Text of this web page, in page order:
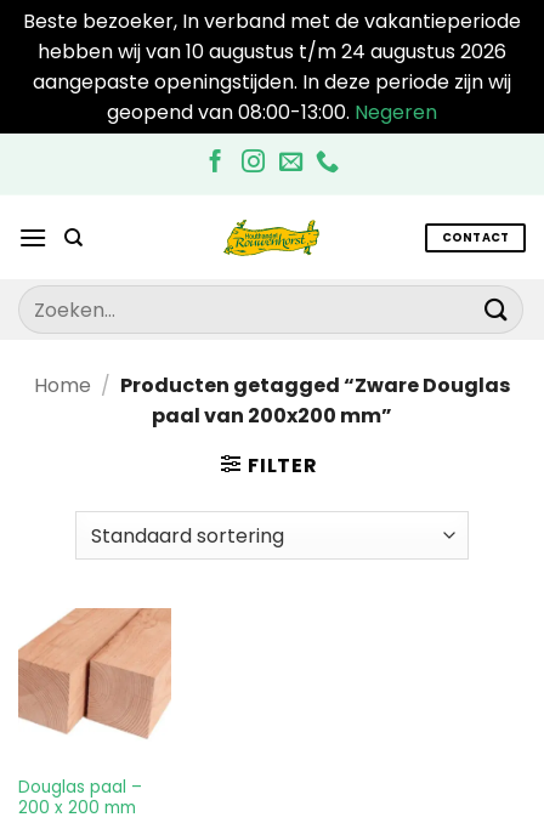
Beste bezoeker, In verband met de vakantieperiode
hebben wij van 10 augustus t/m 24 augustus 2026
aangepaste openingstijden. In deze periode zijn wij
geopend van 08:00-13:00. Negeren
CONTACT
Zoeken
naar:
Home / Producten getagged “Zware Douglas
paal van 200x200 mm”
FILTER
Douglas paal –
200 x 200 mm